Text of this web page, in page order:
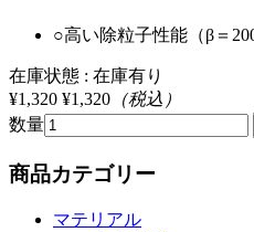
○高い除粒子性能（β＝
在庫状態 : 在庫有り
¥1,320 ¥1,320 （税込）
数量
商品カテゴリー
マテリアル